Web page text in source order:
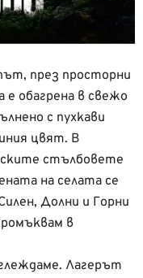
през просторни
обагрена в свежо
с пухкави
цвят. В
стълбовете
на селата се
Долни и Горни
в
Лагерът